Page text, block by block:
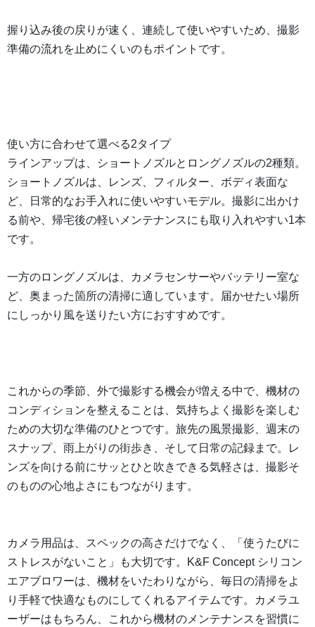
握り込み後の戻りが速く、連続して使いやすいため、撮影
準備の流れを止めにくいのもポイントです。
使い方に合わせて選べる2タイプ
ラインアップは、ショートノズルとロングノズルの2種類。
ショートノズルは、レンズ、フィルター、ボディ表面な
ど、日常的なお手入れに使いやすいモデル。撮影に出かけ
る前や、帰宅後の軽いメンテナンスにも取り入れやすい1本
です。
一方のロングノズルは、カメラセンサーやバッテリー室な
ど、奥まった箇所の清掃に適しています。届かせたい場所
にしっかり風を送りたい方におすすめです。
これからの季節、外で撮影する機会が増える中で、機材の
コンディションを整えることは、気持ちよく撮影を楽しむ
ための大切な準備のひとつです。旅先の風景撮影、週末の
スナップ、雨上がりの街歩き、そして日常の記録まで。レ
ンズを向ける前にサッとひと吹きできる気軽さは、撮影そ
のものの心地よさにもつながります。
カメラ用品は、スペックの高さだけでなく、「使うたびに
ストレスがないこと」も大切です。K&F Concept シリコン
エアブロワーは、機材をいたわりながら、毎日の清掃をよ
り手軽で快適なものにしてくれるアイテムです。カメラユ
ーザーはもちろん、これから機材のメンテナンスを習慣に